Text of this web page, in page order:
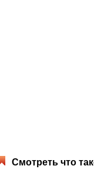
Смотреть что